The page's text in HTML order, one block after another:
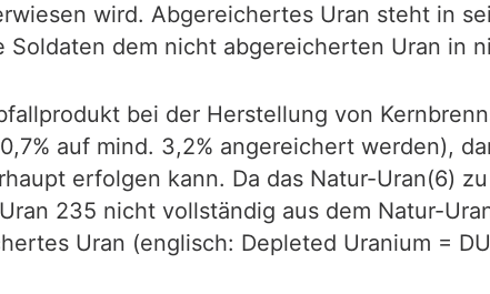
wird. Abgereichertes Uran steht in
dem nicht abgereicherten Uran in
bei der Herstellung von
auf mind. 3,2% angereichert werden),
erfolgen kann. Da das Natur-Uran(6)
235 nicht vollständig aus dem Natur-
Uran (englisch: Depleted Uranium =